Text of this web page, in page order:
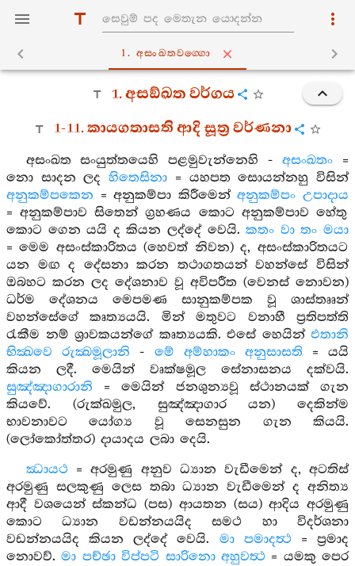
1. අසංඛතවග‍්ගො
1. අසඞ්ඛත වර්ගය
1-11. කායගතාසති ආදි සූත්‍ර වර්ණනා
අසංඛත සංයුත්තයෙහි පළමුවැන්නෙහි -අසංඛතං =
නො සාදන ලදහිතෙසිනා = යහපත සොයන්නහු විසින්
අනුකම්පකෙන = අනුකම්පා කිරීමෙන්අනුකම්පං උපාදාය
= අනුකම්පාව සිතෙන් ග්‍රහණය කොට අනුකම්පාව හේතු
කොට ගෙන යයි ද කියන ලද්දේ වෙයි.කතං වා තං මයා
= මෙම අසංස්කාරිතය (හෙවත් නිවන) ද, අසංස්කාරිතයට
යන මඟ ද දේසනා කරන තථාගතයන් වහන්සේ විසින්
ඔබහට කරන ලද දේශනාව වූ අවිපරීත (වෙනස් නොවන)
ධර්ම දේශනය මෙපමණ සානුකම්පක වූ ශාස්තෲන්
වහන්සේගේ කෘත්‍යයයි. මින් මතුවට වනාහී ප්‍රතිපත්ති
රැකීම නම් ශ්‍රාවකයන්ගේ කෘත්‍යයකි. එසේ හෙයින් එතානි
භික්‍ඛවෙ රුක්‍ඛමූලානි - මේ අම්හාකං අනුසාසති = යයි
කියන ලදී. මෙයින් වෘක්ෂමූල සේනාසනය දක්වයි.
සුඤ්ඤාගාරානි = මෙයින් ජනශුන්‍යවූ ස්ථානයක් ගැන
කියවේ. (රුක්ඛමුල, සුඤ්ඤාගාර යන) දෙකින්ම
භාවනාවට යෝග්‍ය වූ සෙනසුන ගැන කියයි.
(ලෝකෝත්තර) දායාදය ලබා දෙයි.
ඣායථ= අරමුණු අනුව ධ්‍යාන වැඩීමෙන් ද, අටතිස්
අරමුණු සලකුණු ලෙස තබා ධ්‍යාන වැඩීමෙන් ද අනිත්‍ය
ආදී වශයෙන් ස්කන්ධ (පස) ආයතන (සය) ආදිය අරමුණු
කොට ධ්‍යාන වඩන්නයයිද සමථ හා විදර්ශනා
වඩන්නයයිද කියන ලද්දේ වෙයි. මා පමාදත්‍ථ= ප්‍රමාද
නොවව්.මා පච්ඡා විප්පටි සාරිනො අහුවත්‍ථ= යමකු පෙර